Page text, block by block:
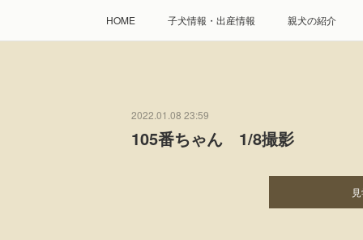
HOME 子犬情報・出産情報 親犬の紹介
2022.01.08 23:59
105番ちゃん 1/8撮影